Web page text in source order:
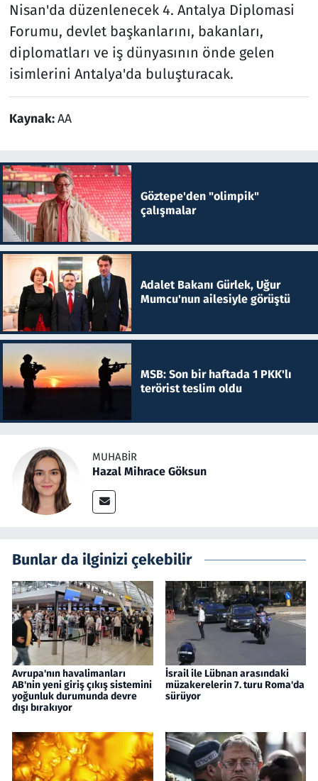
Nisan'da düzenlenecek 4. Antalya Diplomasi
Forumu, devlet başkanlarını, bakanları,
diplomatları ve iş dünyasının önde gelen
isimlerini Antalya'da buluşturacak.
Kaynak:AA
Göztepe'den "olimpik"
çalışmalar
Adalet Bakanı Gürlek, Uğur
Mumcu'nun ailesiyle görüştü
MSB: Son bir haftada 1 PKK'lı
terörist teslim oldu
MUHABIR
Hazal Mihrace Göksun
Bunlar da ilginizi çekebilir
Avrupa'nın havalimanları
AB'nin yeni giriş çıkış sistemini
yoğunluk durumunda devre
dışı bırakıyor
İsrail ile Lübnan arasındaki
müzakerelerin 7. turu Roma'da
sürüyor